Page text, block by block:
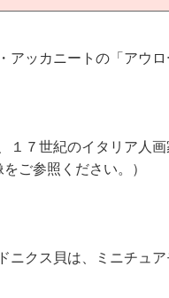
アッカニートの「アウ
１７世紀のイタリア人
をご参照ください。）
ニクス貝は、ミニチュ